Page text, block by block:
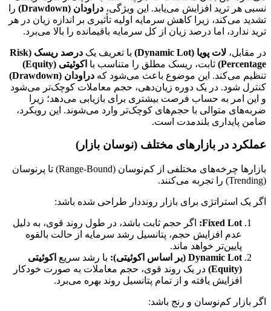
نسبی هر ترید افزایش می‌یابد. این ویژگی، دراودان (Drawdown)
را
تشدید می‌کند، زیرا کاهش سرمایه اولیه تأثیری بر اندازه زیان در هر
ترید ندارد، اما درصد زیان از کل سرمایه باقیمانده را بالا می‌برد.
در مقابل، لات پویا (Dynamic Lot) با تعریف یک
درصد ریسک (Risk
Percentage) ثابت، ریسک مطلق را متناسب با اکوئیتی (Equity)
تنظیم می‌کند. این موضوع باعث می‌شود که دراودان (Drawdown)
کنترل شود. در یک دوره زیان‌دهی، حجم معاملات کوچک‌تر می‌شود
و این امر به حساب فرصت بیشتری برای بازیابی می‌دهد؛ زیرا
ضربه‌های متوالی با حجم‌های کوچک‌تر وارد می‌شوند. این رویکرد،
ضامن پایداری بلندمدت است.
عملکرد در بازارهای مختلف (نوسان بازار)
بازارها چرخه‌های مختلفی از کم‌نوسان (Range-Bound) تا پرنوسان
(Trending) را تجربه می‌کنند.
اگر یک استراتژی برای بازار رونددار طراحی شده باشد:
Fixed Lot:
اگر حجم ثابت باشد، در طول روند قوی، به دلیل
عدم افزایش حجم، پتانسیل رشد سرمایه از حالت بالقوه
پایین‌تر خواهد ماند.
Dynamic Lot (بر اساس اکوئیتی):
با رشد سریع اکوئیتی
(Equity)
در یک روند قوی، حجم معاملات به صورت خودکار
افزایش یافته و از تمام پتانسیل روند بهره می‌برد.
اگر بازار کم‌نوسان و رنج باشد: